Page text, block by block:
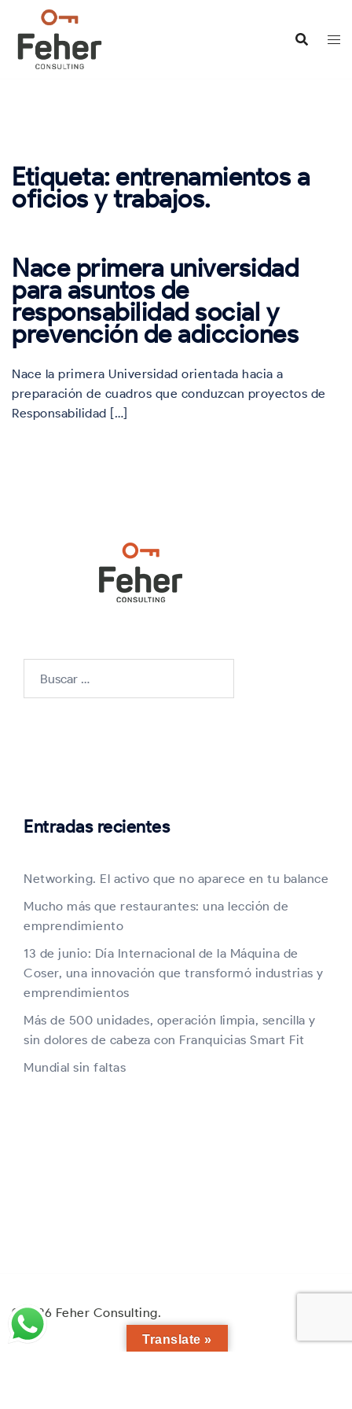
contenido
Etiqueta: entrenamientos a
oficios y trabajos.
Nace primera universidad
para asuntos de
responsabilidad social y
prevención de adicciones
Nace la primera Universidad orientada hacia a
preparación de cuadros que conduzcan proyectos de
Responsabilidad […]
Entradas recientes
Networking. El activo que no aparece en tu balance
Mucho más que restaurantes: una lección de
emprendimiento
13 de junio: Día Internacional de la Máquina de
Coser, una innovación que transformó industrias y
emprendimientos
Más de 500 unidades, operación limpia, sencilla y
sin dolores de cabeza con Franquicias Smart Fit
Mundial sin faltas
© 2026 Feher Consulting.
Translate »